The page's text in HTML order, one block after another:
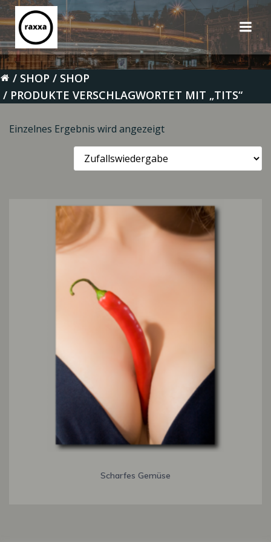
Zum
Inhalt
springen
SHOP
SHOP
PRODUKTE VERSCHLAGWORTET MIT „TITS“
Einzelnes Ergebnis wird angezeigt
Scharfes Gemüse